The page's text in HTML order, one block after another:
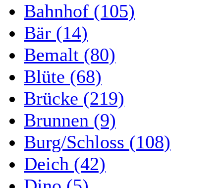
Bahnhof (105)
Bär (14)
Bemalt (80)
Blüte (68)
Brücke (219)
Brunnen (9)
Burg/Schloss (108)
Deich (42)